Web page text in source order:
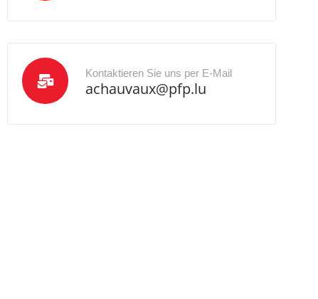
Kontaktieren Sie uns per E-Mail
achauvaux@pfp.lu